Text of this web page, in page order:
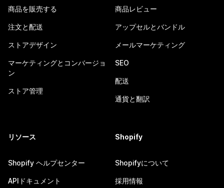
商品を販売する
注文と配送
ストアデザイン
マーケティングとコンバージョ
ン
ストア管理
商品レビュー
アップセルとバンドル
メールマーケティング
SEO
配送
通貨と翻訳
リソース
Shopify ヘルプセンター
APIドキュメント
Shopify
Shopifyについて
採用情報